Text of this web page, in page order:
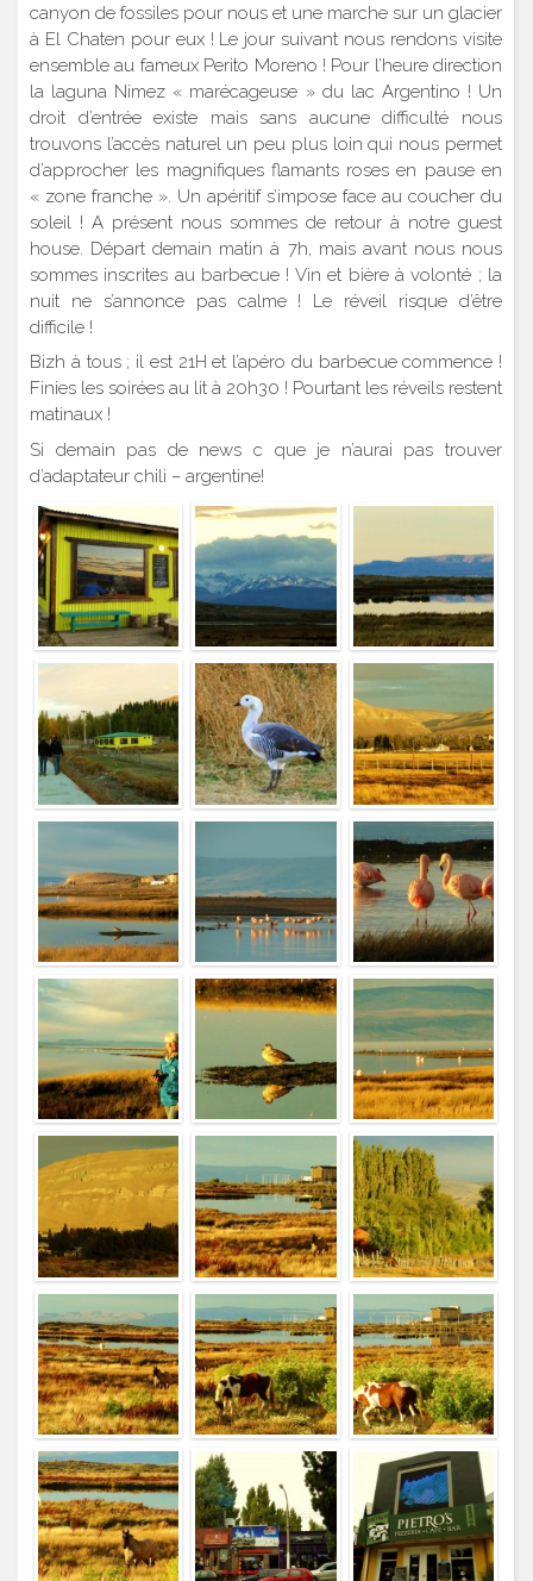
canyon de fossiles pour nous et une marche sur un glacier
à El Chaten pour eux ! Le jour suivant nous rendons visite
ensemble au fameux Perito Moreno ! Pour l’heure direction
la laguna Nimez « marécageuse » du lac Argentino ! Un
droit d’entrée existe mais sans aucune difficulté nous
trouvons l’accès naturel un peu plus loin qui nous permet
d’approcher les magnifiques flamants roses en pause en
« zone franche ». Un apéritif s’impose face au coucher du
soleil ! A présent nous sommes de retour à notre guest
house. Départ demain matin à 7h, mais avant nous nous
sommes inscrites au barbecue ! Vin et bière à volonté ; la
nuit ne s’annonce pas calme ! Le réveil risque d’être
difficile !
Bizh à tous ; il est 21H et l’apéro du barbecue commence !
Finies les soirées au lit à 20h30 ! Pourtant les réveils restent
matinaux !
Si demain pas de news c que je n’aurai pas trouver
d’adaptateur chili – argentine!